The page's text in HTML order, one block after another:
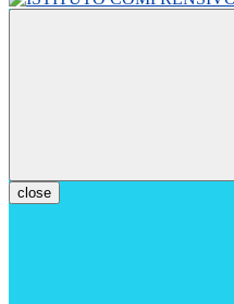
close